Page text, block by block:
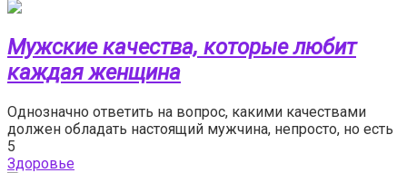
Мужские качества, которые любит
каждая женщина
Однозначно ответить на вопрос, какими качествами
должен обладать настоящий мужчина, непросто, но есть
5
Здоровье